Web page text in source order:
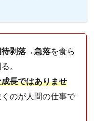
待剥落→急落を食ら
。
長ではありませ
のが人間の仕事で